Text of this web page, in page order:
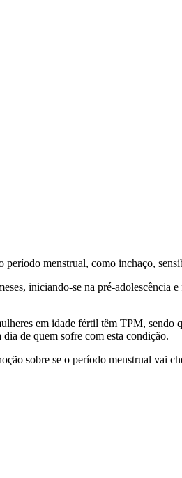
menstrual, como inchaço,
iniciando-se na pré-adolescência
em idade fértil têm TPM, sendo
de quem sofre com esta condição.
sobre se o período menstrual vai